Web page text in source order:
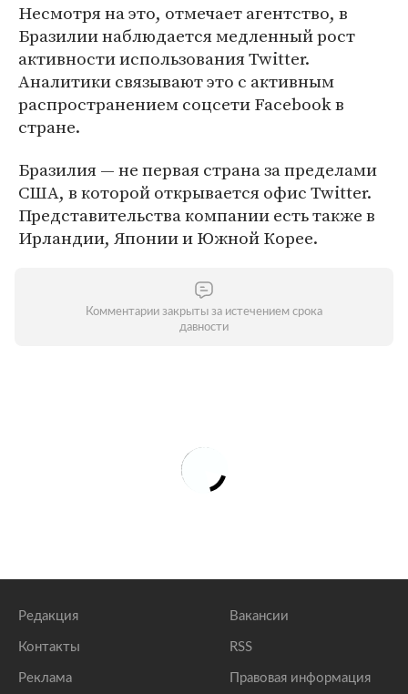
Несмотря на это, отмечает агентство, в
Бразилии наблюдается медленный рост
активности использования Twitter.
Аналитики связывают это с активным
распространением соцсети Facebook в
стране.
Бразилия — не первая страна за пределами
США, в которой открывается офис Twitter.
Представительства компании есть также в
Ирландии, Японии и Южной Корее.
Комментарии закрыты за истечением срока
давности
Редакция
Контакты
Реклама
Вакансии
RSS
Правовая информация